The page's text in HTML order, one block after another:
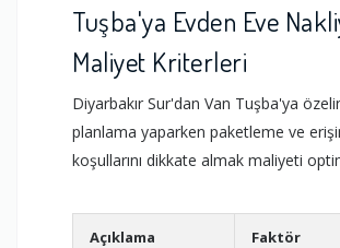
Tuşba'ya Evden Eve
Maliyet Kriterleri
Diyarbakır Sur'dan Van Tuşba'ya
planlama yaparken paketleme ve
koşullarını dikkate almak maliyeti
Açıklama Faktör